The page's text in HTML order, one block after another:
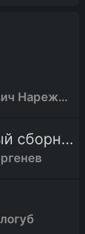
Василий Трофимович Нарежный
Тургенев первый сборник